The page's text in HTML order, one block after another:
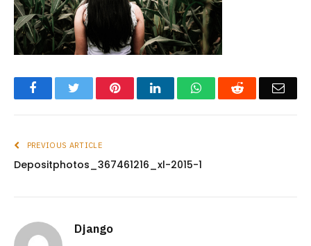
FacebookTwitter PinterestLinkedInWhatsAppReddit
PREVIOUS ARTICLE
Depositphotos_367461216_xl-2015-1
Django